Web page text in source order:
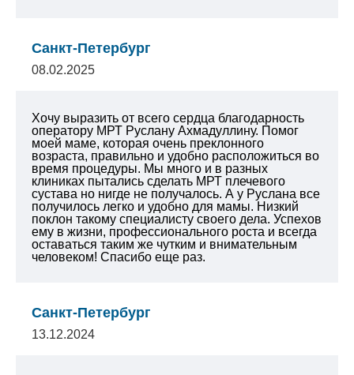
Санкт-Петербург
08.02.2025
Хочу выразить от всего сердца благодарность
оператору МРТ Руслану Ахмадуллину. Помог
моей маме, которая очень преклонного
возраста, правильно и удобно расположиться во
время процедуры. Мы много и в разных
клиниках пытались сделать МРТ плечевого
сустава но нигде не получалось. А у Руслана все
получилось легко и удобно для мамы. Низкий
поклон такому специалисту своего дела. Успехов
ему в жизни, профессионального роста и всегда
оставаться таким же чутким и внимательным
человеком! Спасибо еще раз.
Санкт-Петербург
13.12.2024